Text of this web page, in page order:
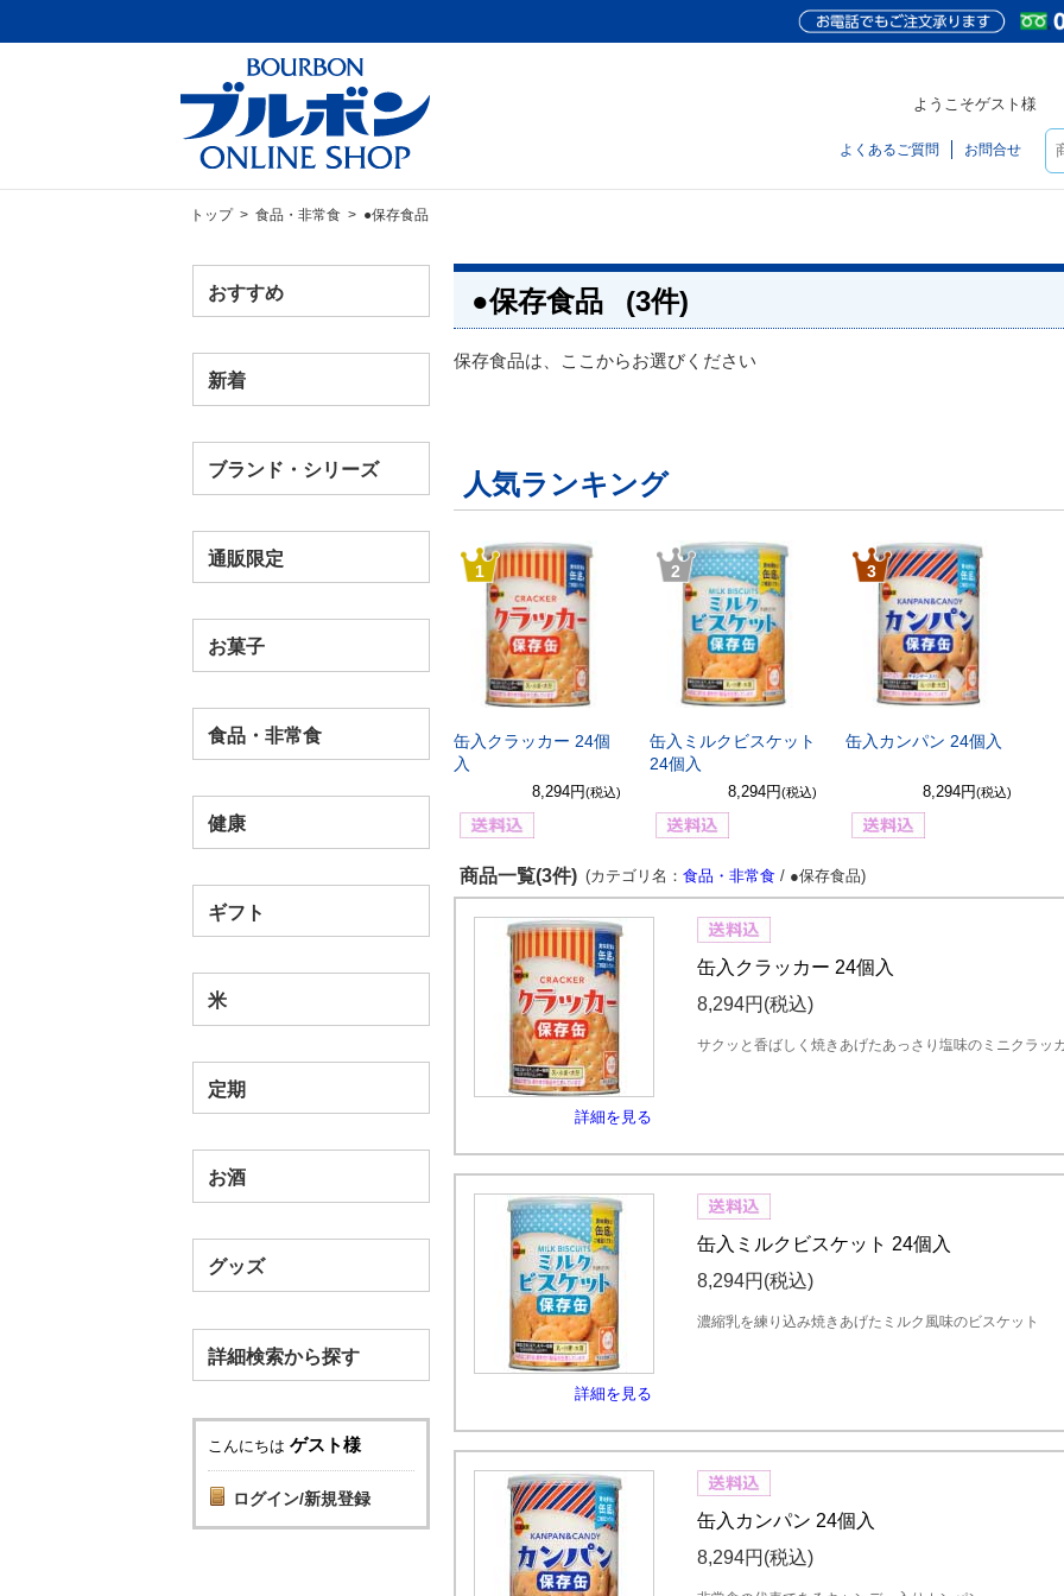
ようこそゲスト様
よくあるご質問 お問合せ
トップ> 食品・非常食> ●保存食品
おすすめ
新着
ブランド・シリーズ
通販限定
お菓子
食品・非常食
健康
ギフト
米
定期
お酒
グッズ
詳細検索から探す
こんにちは ゲスト様
ログイン/新規登録
●保存食品 (3件)
保存食品は、ここからお選びください
人気ランキング
1
缶入クラッカー 24個
入
8,294円(税込)
2
缶入ミルクビスケット
24個入
8,294円(税込)
3
缶入カンパン 24個入
8,294円(税込)
商品一覧(3件) (カテゴリ名： 食品・非常食 / ●保存食品)
詳細を見る
缶入クラッカー 24個入
8,294円 (税込)
サクッと香ばしく焼きあげたあっさり塩味のミニクラッ
詳細を見る
缶入ミルクビスケット 24個入
8,294円 (税込)
濃縮乳を練り込み焼きあげたミルク風味のビスケット
缶入カンパン 24個入
8,294円 (税込)